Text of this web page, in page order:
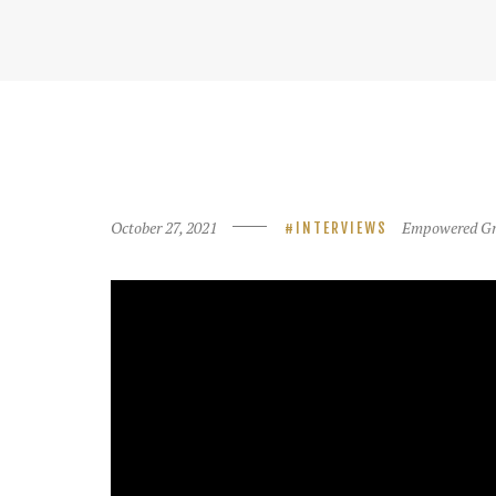
October 27, 2021 INTERVIEWS Empowered